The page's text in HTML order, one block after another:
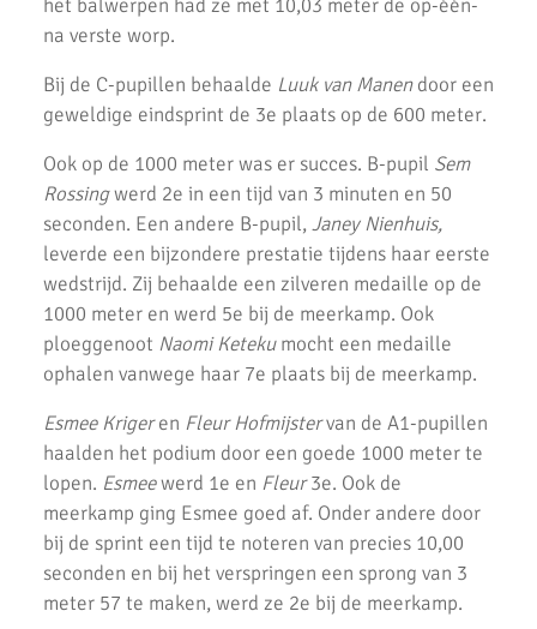
AKU junioren succesvol tijdens landelijke finales
Emmanuella Amani Nederlands Kampioen hoogspringen
Roel Verlaan Nederlands Kampioen Vortexwerpen U12
AKU Junioren plaatsen zich voor landelijke finale
Fleur Hofmijster zilver bij nationale indoorwedstrijden atletiek
AKU jeugd succesvol tijdens nationale indoorwedstrijd.
AKU zeer succesvol tijdens NK cross
2 team podiumplaatsen en 2 individuele ereprijzen voor AKU bij
de Noord-Hollandse Kampioenschappen
Fleur Hofmijster 2e van Nederland op de 1000 meter.
2x Zilver voor AKU-atleten bij CD Evening Games
Competitie wedstrijden U18/U20
het balwerpen had ze met 10,03 meter de op-één-
na verste worp.
Bij de C-pupillen behaalde Luuk van Manendoor een
geweldige eindsprint de 3e plaats op de 600 meter.
Ook op de 1000 meter was er succes. B-pupil Sem
Rossingwerd 2e in een tijd van 3 minuten en 50
seconden. Een andere B-pupil,Janey Nienhuis,
leverde een bijzondere prestatie tijdens haar eerste
wedstrijd. Zij behaalde een zilveren medaille op de
1000 meter en werd 5e bij de meerkamp. Ook
ploeggenoot Naomi Ketekumocht een medaille
ophalen vanwege haar 7e plaats bij de meerkamp.
Esmee Krigeren Fleur Hofmijstervan de A1-pupillen
haalden het podium door een goede 1000 meter te
lopen. Esmeewerd 1e en Fleur3e. Ook de
meerkamp ging Esmee goed af. Onder andere door
bij de sprint een tijd te noteren van precies 10,00
seconden en bij het verspringen een sprong van 3
meter 57 te maken, werd ze 2e bij de meerkamp.